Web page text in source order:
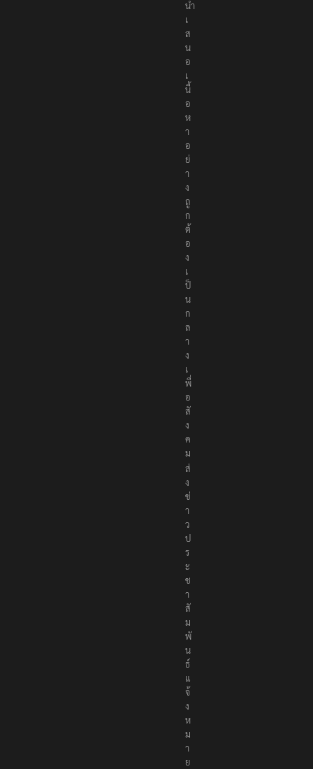
นำ
เ
ส
น
อ
เ
นื้
อ
ห
า
อ
ย่
า
ง
ถู
ก
ต้
อ
ง
เ
ป็
น
ก
ล
า
ง
เ
พื่
อ
สั
ง
ค
ม
ส่
ง
ข่
า
ว
ป
ร
ะ
ช
า
สั
ม
พั
น
ธ์
แ
จ้
ง
ห
ม
า
ย